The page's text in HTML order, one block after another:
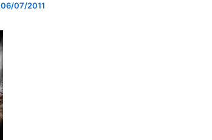
06/07/2011